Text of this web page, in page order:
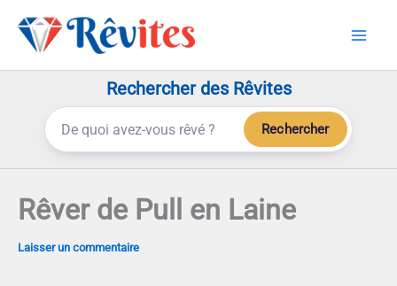
Rechercher des Rêvites
Rechercher
Rêver de Pull en Laine
Laisser un commentaire